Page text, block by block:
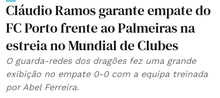
Cláudio Ramos garante empate do
FC Porto frente ao Palmeiras na
estreia no Mundial de Clubes
O guarda-redes dos dragões fez uma grande
exibição no empate 0-0 com a equipa treinada
por Abel Ferreira.